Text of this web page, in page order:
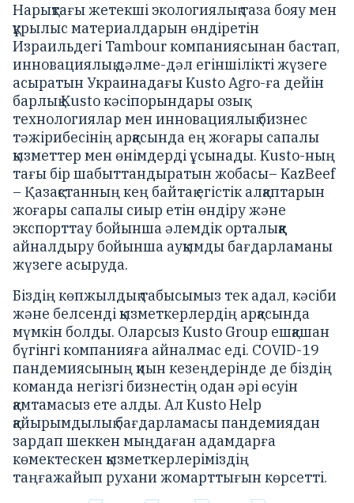
Нарықтағы жетекші экологиялық таза бояу мен
құрылыс материалдарын өндіретін
Израильдегі Tambour компаниясынан бастап,
инновациялық дәлме-дәл егіншілікті жүзеге
асыратын Украинадағы Kusto Agro-ға дейін
барлық Kusto кәсіпорындары озық
технологиялар мен инновациялық бизнес
тәжірибесінің арқасында ең жоғары сапалы
қызметтер мен өнімдерді ұсынады. Kusto-ның
тағы бір шабыттандыратын жобасы– KazBeef
– Қазақстанның кең байтақ егістік алқаптарын
жоғары сапалы сиыр етін өндіру және
экспорттау бойынша әлемдік орталыққа
айналдыру бойынша ауқымды бағдарламаны
жүзеге асыруда.
Біздің көпжылдық табысымыз тек адал, кәсіби
және белсенді қызметкерлердің арқасында
мүмкін болды. Оларсыз Kusto Group ешқашан
бүгінгі компанияға айналмас еді. COVID-19
пандемиясының қиын кезеңдерінде де біздің
команда негізгі бизнестің одан әрі өсуін
қамтамасыз ете алды. Ал Kusto Help
қайырымдылық бағдарламасы пандемиядан
зардап шеккен мыңдаған адамдарға
көмектескен қызметкерлеріміздің
таңғажайып рухани жомарттығын көрсетті.